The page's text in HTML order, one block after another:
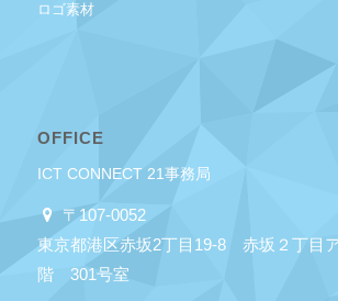
ロゴ素材
OFFICE
ICT CONNECT 21事務局
〒107-0052
東京都港区赤坂2丁目19-8 赤坂２丁目
階 301号室